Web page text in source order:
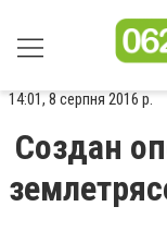
14:01, 8 серпня 2016 р.
Создан